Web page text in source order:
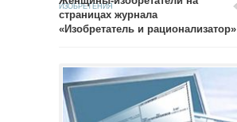
ИЗОБРЕТЕНИЯ
страницах журнала
«Изобретатель и рационализатор»